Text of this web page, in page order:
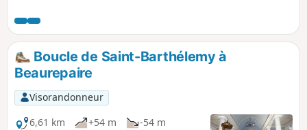
compter 30 à 40 mn.
Boucle de Saint-Barthélemy à
Beaurepaire
Visorandonneur
6,61 km
+54 m
-54 m